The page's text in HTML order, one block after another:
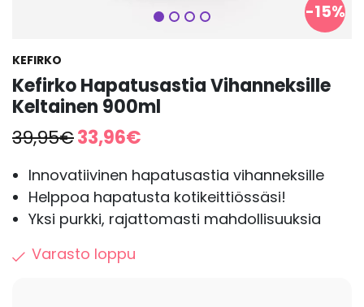
-15%
KEFIRKO
Kefirko Hapatusastia Vihanneksille
Keltainen 900ml
39,95€ Alkuperäinen
hinta
oli:
39,95€.
33,96€
on:
33,96€.
Innovatiivinen hapatusastia vihanneksille
Helppoa hapatusta kotikeittiössäsi!
Yksi purkki, rajattomasti mahdollisuuksia
Varasto loppu